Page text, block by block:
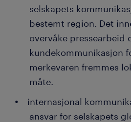
selskapets
bestemt region. Det
overvåke pressearbeid
kundekommunikasjon
merkevaren fremmes
måte.
internasjonal
ansvar for selskapets